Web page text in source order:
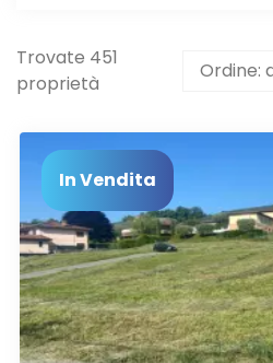
Trovate 451
proprietà
In Vendita